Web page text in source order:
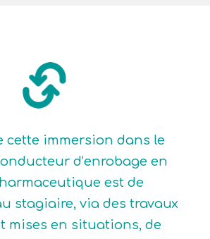
cette immersion dans le
d’enrobage en
est de
stagiaire, via des travaux
mises en situations, de